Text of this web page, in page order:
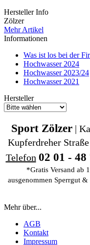
Hersteller Info
Zölzer
Mehr Artikel
Informationen
Was ist los bei der
Hochwasser 2024
Hochwasser 2023/24
Hochwasser 2021
Hersteller
Sport Zölzer |
Kupferdreher
Telefon 02 01 - 48
*Gratis Versand ab
ausgenommen Sperrgut
Mehr über...
AGB
Kontakt
Impressum